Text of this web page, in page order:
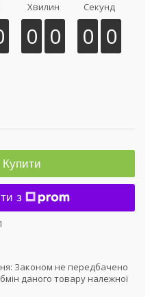
Хвилин
0 0
Секунд
0 0
Купити
з
Законом не передбачено
даного товару належної